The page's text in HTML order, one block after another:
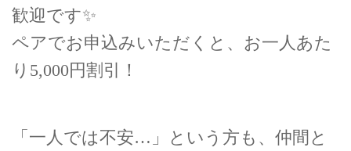
歓迎です✨
ペアでお申込みいただくと、お一人あた
り5,000円割引！
「一人では不安…」という方も、仲間と